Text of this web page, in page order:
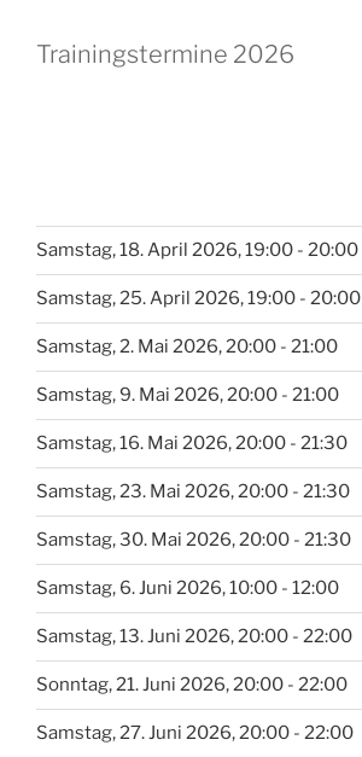
Trainingstermine 2026
Samstag, 18. April 2026, 19:00 - 20:00
Samstag, 25. April 2026, 19:00 - 20:00
Samstag, 2. Mai 2026, 20:00 - 21:00
Samstag, 9. Mai 2026, 20:00 - 21:00
Samstag, 16. Mai 2026, 20:00 - 21:30
Samstag, 23. Mai 2026, 20:00 - 21:30
Samstag, 30. Mai 2026, 20:00 - 21:30
Samstag, 6. Juni 2026, 10:00 - 12:00
Samstag, 13. Juni 2026, 20:00 - 22:00
Sonntag, 21. Juni 2026, 20:00 - 22:00
Samstag, 27. Juni 2026, 20:00 - 22:00